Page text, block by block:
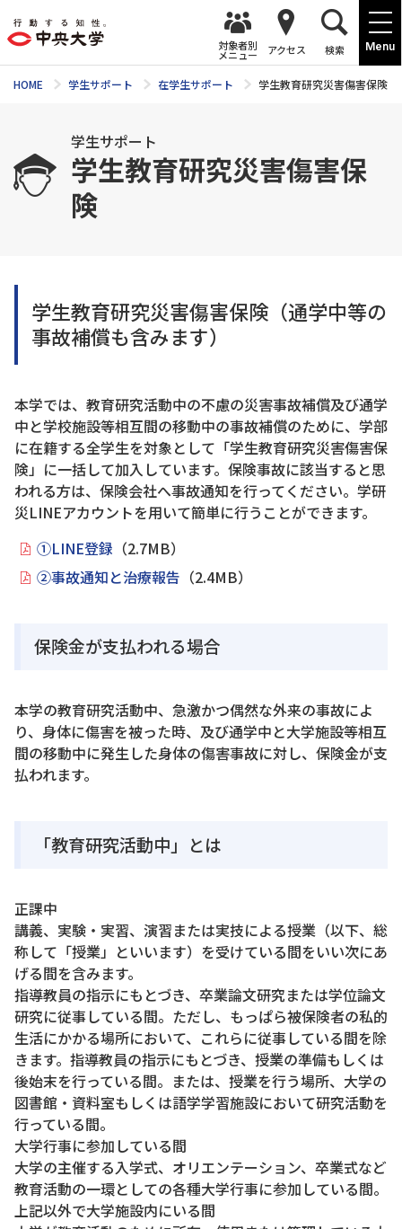
Menu
対象者別
メニュー アクセス 検索
HOME 学生サポート 在学生サポート 学生教育研究災害傷害保険
学生サポート
学生教育研究災害傷害保
険
学生教育研究災害傷害保険（通学中等の
事故補償も含みます）
本学では、教育研究活動中の不慮の災害事故補償及び通学
中と学校施設等相互間の移動中の事故補償のために、学部
に在籍する全学生を対象として「学生教育研究災害傷害保
険」に一括して加入しています。保険事故に該当すると思
われる方は、保険会社へ事故通知を行ってください。学研
災LINEアカウントを用いて簡単に行うことができます。
①LINE登録 （2.7MB）
②事故通知と治療報告 （2.4MB）
保険金が支払われる場合
本学の教育研究活動中、急激かつ偶然な外来の事故によ
り、身体に傷害を被った時、及び通学中と大学施設等相互
間の移動中に発生した身体の傷害事故に対し、保険金が支
払われます。
「教育研究活動中」とは
正課中
講義、実験・実習、演習または実技による授業（以下、総
称して「授業」といいます）を受けている間をいい次にあ
げる間を含みます。
指導教員の指示にもとづき、卒業論文研究または学位論文
研究に従事している間。ただし、もっぱら被保険者の私的
生活にかかる場所において、これらに従事している間を除
きます。指導教員の指示にもとづき、授業の準備もしくは
後始末を行っている間。または、授業を行う場所、大学の
図書館・資料室もしくは語学学習施設において研究活動を
行っている間。
大学行事に参加している間
大学の主催する入学式、オリエンテーション、卒業式など
教育活動の一環としての各種大学行事に参加している間。
上記以外で大学施設内にいる間